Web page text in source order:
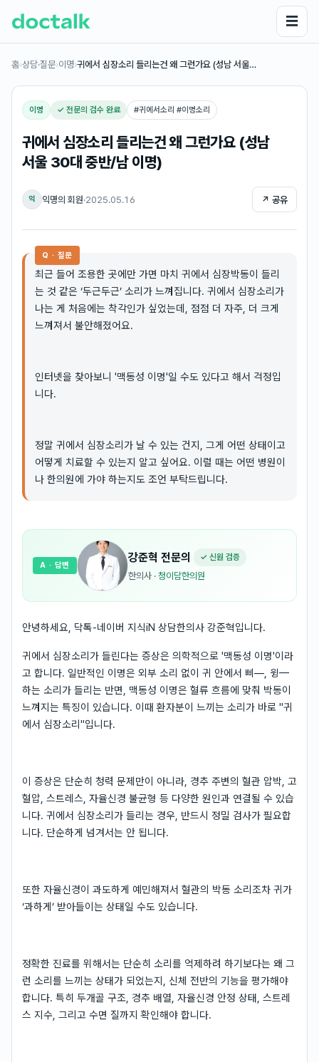
☰
홈›상담·질문›이명›귀에서 심장소리 들리는건 왜 그런가요 (성남 서울…
이명 ✓ 전문의 검수 완료 #귀에서소리 #이명소리
귀에서 심장소리 들리는건 왜 그런가요 (성남
서울 30대 중반/남 이명)
익 익명의 회원·2025.05.16 ↗ 공유
Q · 질문
최근 들어 조용한 곳에만 가면 마치 귀에서 심장박동이 들리
는 것 같은 ‘두근두근’ 소리가 느껴집니다. 귀에서 심장소리가
나는 게 처음에는 착각인가 싶었는데, 점점 더 자주, 더 크게
느껴져서 불안해졌어요.
인터넷을 찾아보니 '맥동성 이명'일 수도 있다고 해서 걱정입
니다.
정말 귀에서 심장소리가 날 수 있는 건지, 그게 어떤 상태이고
어떻게 치료할 수 있는지 알고 싶어요. 이럴 때는 어떤 병원이
나 한의원에 가야 하는지도 조언 부탁드립니다.
강준혁 전문의 ✓ 신원 검증
한의사 · 청이담한의원
A · 답변
안녕하세요, 닥톡-네이버 지식iN 상담한의사 강준혁입니다.
귀에서 심장소리가 들린다는 증상은 의학적으로 '맥동성 이명'이라
고 합니다. 일반적인 이명은 외부 소리 없이 귀 안에서 삐—, 윙—
하는 소리가 들리는 반면, 맥동성 이명은 혈류 흐름에 맞춰 박동이
느껴지는 특징이 있습니다. 이때 환자분이 느끼는 소리가 바로 "귀
에서 심장소리"입니다.
이 증상은 단순히 청력 문제만이 아니라, 경추 주변의 혈관 압박, 고
혈압, 스트레스, 자율신경 불균형 등 다양한 원인과 연결될 수 있습
니다. 귀에서 심장소리가 들리는 경우, 반드시 정밀 검사가 필요합
니다. 단순하게 넘겨서는 안 됩니다.
또한 자율신경이 과도하게 예민해져서 혈관의 박동 소리조차 귀가
‘과하게’ 받아들이는 상태일 수도 있습니다.
정확한 진료를 위해서는 단순히 소리를 억제하려 하기보다는 왜 그
런 소리를 느끼는 상태가 되었는지, 신체 전반의 기능을 평가해야
합니다. 특히 두개골 구조, 경추 배열, 자율신경 안정 상태, 스트레
스 지수, 그리고 수면 질까지 확인해야 합니다.